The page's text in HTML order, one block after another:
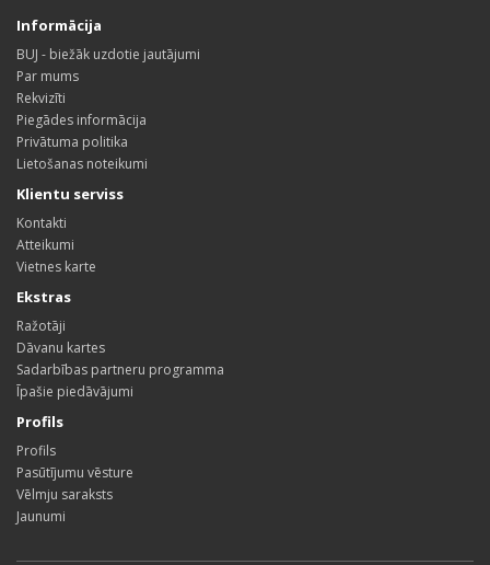
Informācija
BUJ - biežāk uzdotie jautājumi
Par mums
Rekvizīti
Piegādes informācija
Privātuma politika
Lietošanas noteikumi
Klientu serviss
Kontakti
Atteikumi
Vietnes karte
Ekstras
Ražotāji
Dāvanu kartes
Sadarbības partneru programma
Īpašie piedāvājumi
Profils
Profils
Pasūtījumu vēsture
Vēlmju saraksts
Jaunumi